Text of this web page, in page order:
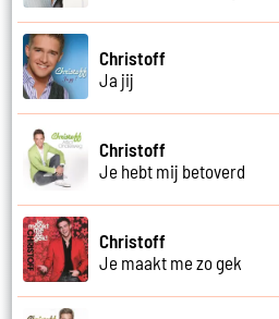
Christoff
Ja jij
Christoff
Je hebt mij betoverd
Christoff
Je maakt me zo gek